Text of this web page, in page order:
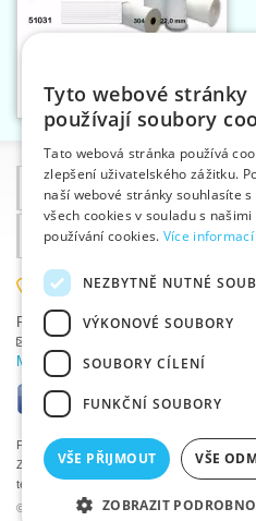
Informace
©2026 Velkoobchod textilní galanterie VTC
Proč si zvolit právě nás
585 051 217
Plzeňská 868, 783 91 Uničov, Česká
Položit dotaz
Máte problémy s přihlášením ?
Podle zákona o evidenci tržeb je prodávající
Zároveň je povinen zaevidovat přijatou
technického výpadku pak nejpozději do 48
Tyto webové stránky
používají soubory
Tato webová stránka používá
zlepšení uživatelského zážitku.
naší webové stránky souhlasíte
všech cookies v souladu s našimi
používání cookies. Více informací
NEZBYTNĚ NUTNÉ
VÝKONOVÉ SOUBORY
SOUBORY CÍLENÍ
FUNKČNÍ SOUBORY
VŠE PŘIJMOUT VŠE
ZOBRAZIT